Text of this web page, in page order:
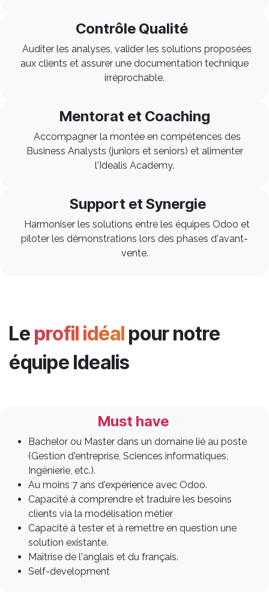
Contrôle Qualité
Auditer les analyses, valider les solutions proposées
aux clients et assurer une documentation technique
irréprochable.
Mentorat et Coaching
Accompagner la montée en compétences des
Business Analysts (juniors et seniors) et alimenter
l'Idealis Academy.
Support et Synergie ​
Harmoniser les solutions entre les équipes Odoo et
piloter les démonstrations lors des phases d'avant-
vente.
Le profil idéal pour notre
équipe Idealis
Must have
Bachelor ou Master dans un domaine lié au poste
(Gestion d'entreprise, Sciences informatiques,
Ingénierie, etc.).
Au moins 7 ans d'expérience avec Odoo.
Capacité à comprendre et traduire les besoins
clients via la modélisation métier
Capacité à tester et à remettre en question une
solution existante.
Maîtrise de l'anglais et du français.
Self-development